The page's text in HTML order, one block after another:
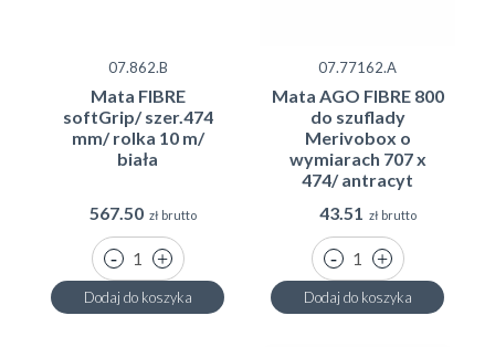
miękka ze strukturą tkaniny
lnianejmata jest odpowiednia
do wszystkich
modeli szuflad, szafek, schowków i półek.
07.862.B
Mata FIBRE
softGrip/ szer.474
mm/ rolka 10 m/
biała
567.50 zł brutto
Dodaj do koszyka
07.77162.A
Mata AGO FIBRE 800
do szuflady
Merivobox o
wymiarach 707 x
474/ antracyt
43.51 zł brutto
Dodaj do koszyka